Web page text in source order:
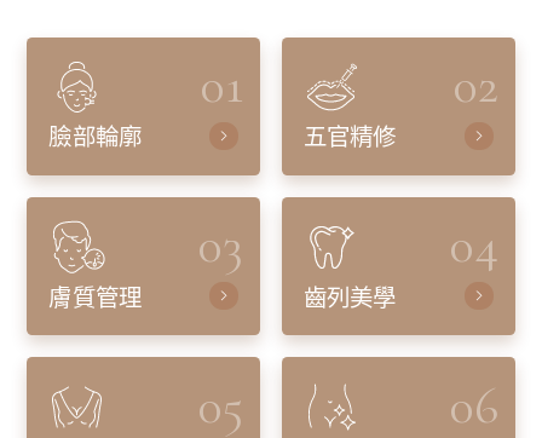
01
臉部輪廓
02
五官精修
03
膚質管理
04
齒列美學
05 06